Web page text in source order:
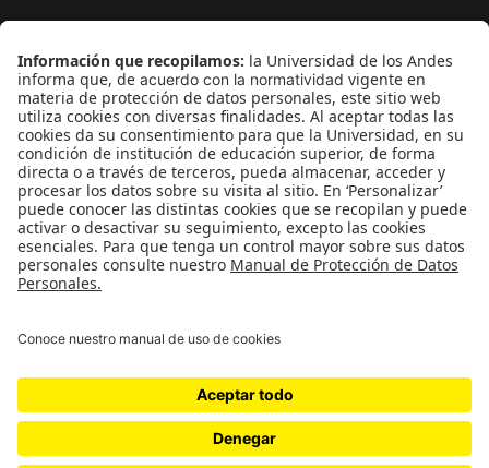
CONTÁCTANOS
cerosetenta@uniandes.edu.co
BOGOTÁ, COLOMBIA
NEWSLETTER